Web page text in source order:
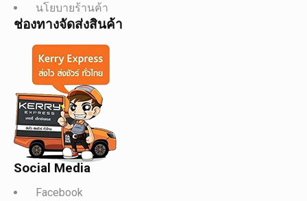
นโยบายร้านค้า
ช่องทางจัดส่งสินค้า
Social Media
Facebook